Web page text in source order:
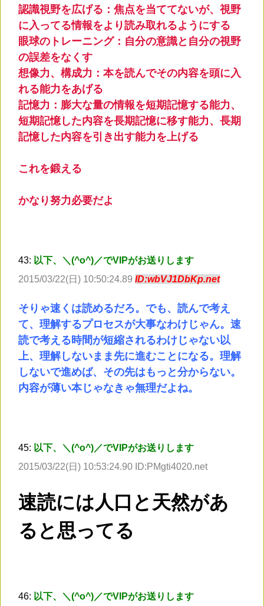
認識視野を広げる：焦点を当ててないが、視野
に入ってる情報をより読み取れるようにする
眼球のトレーニング：自分の意識と自分の視野
の誤差をなくす
想像力、構成力：本を読んでその内容を頭に入
れる能力をあげる
記憶力：膨大な量の情報を短期記憶する能力、
短期記憶した内容を長期記憶に移す能力、長期
記憶した内容を引き出す能力を上げる
これを鍛える
かなり努力必要だよ
43: 以下、＼(^o^)／でVIPがお送りします
2015/03/22(日) 10:50:24.89 ID:wbVJ1DbKp.net
そりゃ速くは読めるだろ。でも、読んで考え
て、理解するプロセスが大事なわけじゃん。速
読で考える時間が短縮されるわけじゃない以
上、理解しないまま先に進むことになる。理解
しないで進めば、その先はもっと分からない。
内容が薄い本じゃなきゃ無理だよね。
45: 以下、＼(^o^)／でVIPがお送りします
2015/03/22(日) 10:53:24.90 ID:PMgti4020.net
速読には人口と天然があ
ると思ってる
46: 以下、＼(^o^)／でVIPがお送りします